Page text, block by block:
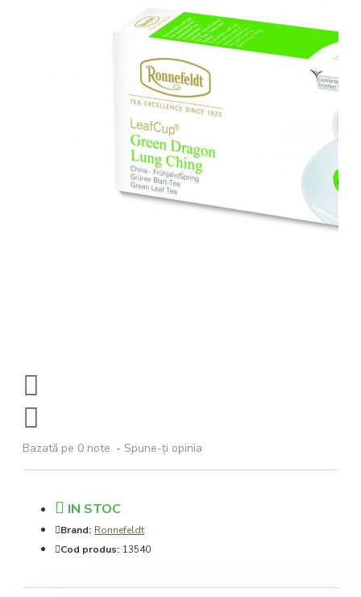
Bazată pe 0 note. - Spune-ţi opinia
IN STOC
Brand: Ronnefeldt
Cod produs: 13540